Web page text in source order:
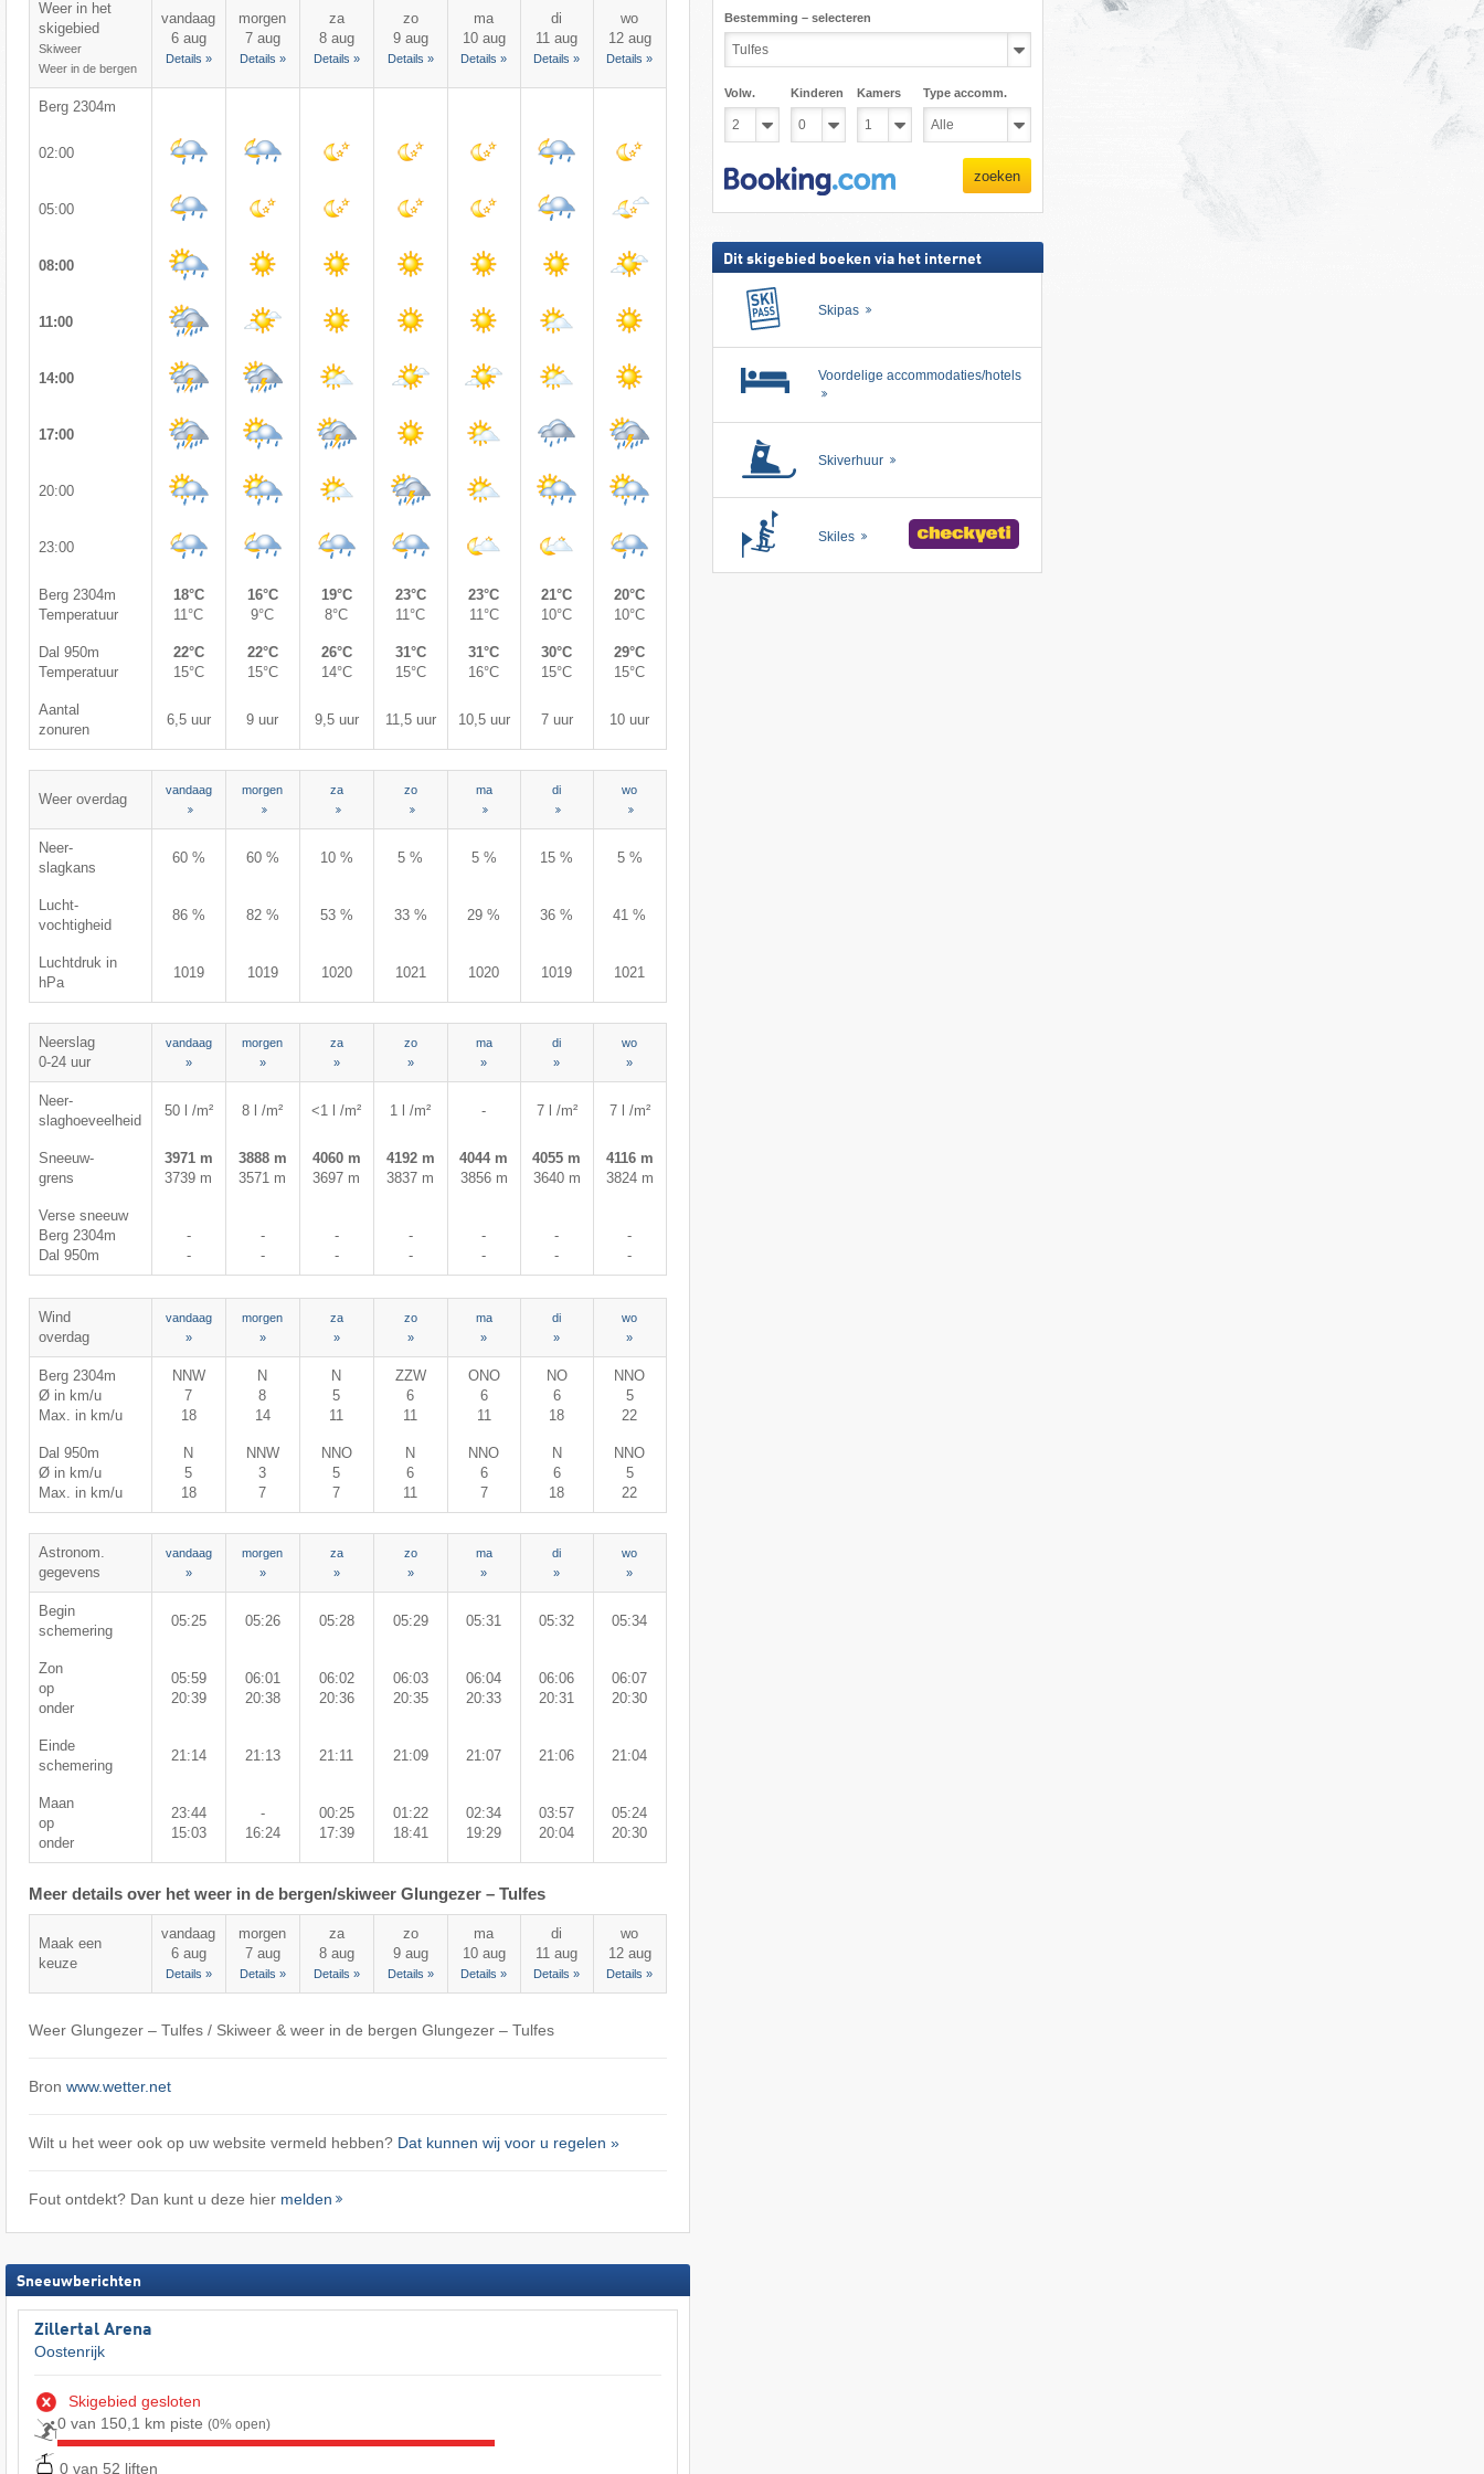
Weer in het
skigebied
Skiweer
Weer in de bergen
vandaag
6 aug
Details »
morgen
7 aug
Details »
za
8 aug
Details »
zo
9 aug
Details »
ma
10 aug
Details »
di
11 aug
Details »
wo
12 aug
Details »
Berg 2304m
02:00
05:00
08:00
11:00
14:00
17:00
20:00
23:00
Berg 2304m
Temperatuur
18°C
11°C
16°C
9°C
19°C
8°C
23°C
11°C
23°C
11°C
21°C
10°C
20°C
10°C
Dal 950m
Temperatuur
22°C
15°C
22°C
15°C
26°C
14°C
31°C
15°C
31°C
16°C
30°C
15°C
29°C
15°C
Aantal
zonuren
6,5 uur 9 uur 9,5 uur 11,5 uur 10,5 uur 7 uur 10 uur
Weer overdag
vandaag morgen za zo ma di wo
Neer-
slagkans
60 % 60 % 10 % 5 % 5 % 15 % 5 %
Lucht-
vochtigheid
86 % 82 % 53 % 33 % 29 % 36 % 41 %
Luchtdruk in
hPa
1019 1019 1020 1021 1020 1019 1021
Neerslag
0-24 uur
vandaag
»
morgen
»
za
»
zo
»
ma
»
di
»
wo
»
Neer-
slaghoeveelheid
50 l /m² 8 l /m² <1 l /m² 1 l /m² - 7 l /m² 7 l /m²
Sneeuw-
grens
3971 m
3739 m
3888 m
3571 m
4060 m
3697 m
4192 m
3837 m
4044 m
3856 m
4055 m
3640 m
4116 m
3824 m
Verse sneeuw
Berg 2304m
Dal 950m
-
-
-
-
-
-
-
-
-
-
-
-
-
-
Wind
overdag
vandaag
»
morgen
»
za
»
zo
»
ma
»
di
»
wo
»
Berg 2304m
Ø in km/u
Max. in km/u
NNW
7
18
N
8
14
N
5
11
ZZW
6
11
ONO
6
11
NO
6
18
NNO
5
22
Dal 950m
Ø in km/u
Max. in km/u
N
5
18
NNW
3
7
NNO
5
7
N
6
11
NNO
6
7
N
6
18
NNO
5
22
Astronom.
gegevens
vandaag
»
morgen
»
za
»
zo
»
ma
»
di
»
wo
»
Begin
schemering
05:25 05:26 05:28 05:29 05:31 05:32 05:34
Zon
op
onder
05:59
20:39
06:01
20:38
06:02
20:36
06:03
20:35
06:04
20:33
06:06
20:31
06:07
20:30
Einde
schemering
21:14 21:13 21:11 21:09 21:07 21:06 21:04
Maan
op
onder
23:44
15:03
-
16:24
00:25
17:39
01:22
18:41
02:34
19:29
03:57
20:04
05:24
20:30
Meer details over het weer in de bergen/skiweer Glungezer – Tulfes
Maak een
keuze
vandaag
6 aug
Details »
morgen
7 aug
Details »
za
8 aug
Details »
zo
9 aug
Details »
ma
10 aug
Details »
di
11 aug
Details »
wo
12 aug
Details »
Weer Glungezer – Tulfes / Skiweer & weer in de bergen Glungezer – Tulfes
Bron www.wetter.net
Wilt u het weer ook op uw website vermeld hebben? Dat kunnen wij voor u regelen »
Fout ontdekt? Dan kunt u deze hier melden
Sneeuwberichten
Zillertal Arena
Oostenrijk
Skigebied gesloten
0 van 150,1 km piste (0% open)
0 van 52 liften
Bestemming – selecteren
Volw. Kinderen Kamers Type accomm.
zoeken
Dit skigebied boeken via het internet
Skipas
Voordelige accommodaties/hotels
Skiverhuur
Skiles